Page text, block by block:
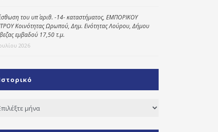
του υπ΄ αριθ. -14- καταστήματος, ΕΜΠΟΡΙΚΟΥ
Κοινότητας Ωρωπού, Δημ. Ενότητας Λούρου, Δήμου
εμβαδού 17,50 τ.μ.
2026